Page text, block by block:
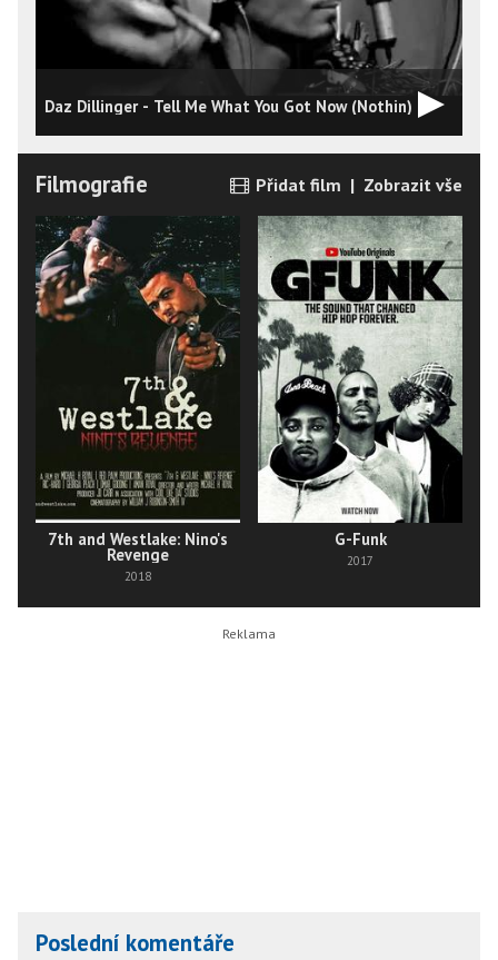
Daz Dillinger - Tell Me What You Got Now (Nothin)
Filmografie Přidat film | Zobrazit vše
7th and Westlake: Nino's
Revenge
2018
G-Funk
2017
Poslední komentáře